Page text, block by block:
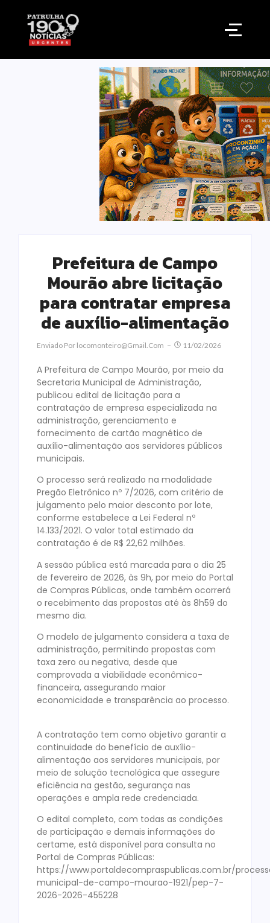
Prefeitura de Campo
Mourão abre licitação
para contratar empresa
de auxílio-alimentação
Enviado Por Locomonteiro@gmail.com 11/02/2026
A Prefeitura de Campo Mourão, por meio da
Secretaria Municipal de Administração,
publicou edital de licitação para a
contratação de empresa especializada na
administração, gerenciamento e
fornecimento de cartão magnético de
auxílio-alimentação aos servidores públicos
municipais.
O processo será realizado na modalidade
Pregão Eletrônico nº 7/2026, com critério de
julgamento pelo maior desconto por lote,
conforme estabelece a Lei Federal nº
14.133/2021. O valor total estimado da
contratação é de R$ 22,62 milhões.
A sessão pública está marcada para o dia 25
de fevereiro de 2026, às 9h, por meio do Portal
de Compras Públicas, onde também ocorrerá
o recebimento das propostas até às 8h59 do
mesmo dia.
O modelo de julgamento considera a taxa de
administração, permitindo propostas com
taxa zero ou negativa, desde que
comprovada a viabilidade econômico-
financeira, assegurando maior
economicidade e transparência ao processo.
A contratação tem como objetivo garantir a
continuidade do benefício de auxílio-
alimentação aos servidores municipais, por
meio de solução tecnológica que assegure
eficiência na gestão, segurança nas
operações e ampla rede credenciada.
O edital completo, com todas as condições
de participação e demais informações do
certame, está disponível para consulta no
Portal de Compras Públicas:
https://www.portaldecompraspublicas.com.br/
municipal-de-campo-mourao-1921/pep-7-
2026-2026-455228